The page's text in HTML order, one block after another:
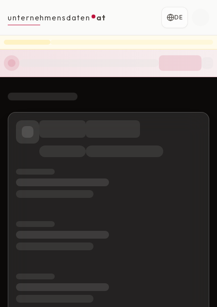
unternehmensdaten at DE